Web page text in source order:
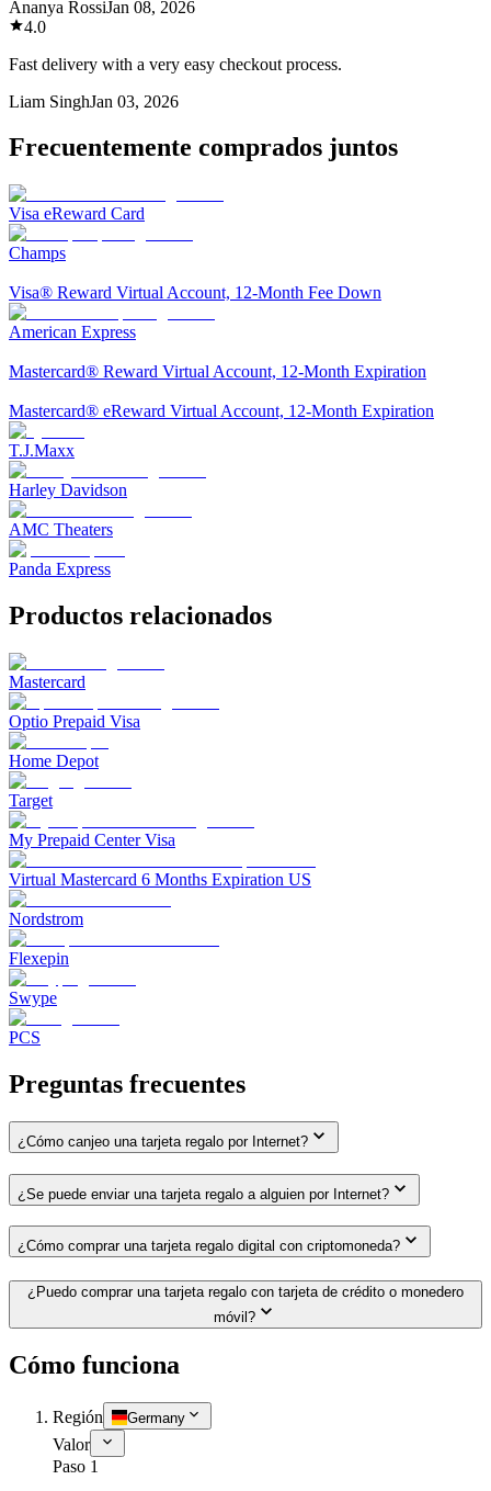
Ananya RossiJan 08, 2026
4.0
Fast delivery with a very easy checkout process.
Liam SinghJan 03, 2026
Frecuentemente comprados juntos
Visa eReward Card
Champs
Visa® Reward Virtual Account, 12-Month Fee Down
American Express
Mastercard® Reward Virtual Account, 12-Month Expiration
Mastercard® eReward Virtual Account, 12-Month Expiration
T.J.Maxx
Harley Davidson
AMC Theaters
Panda Express
Productos relacionados
Mastercard
Optio Prepaid Visa
Home Depot
Target
My Prepaid Center Visa
Virtual Mastercard 6 Months Expiration US
Nordstrom
Flexepin
Swype
PCS
Preguntas frecuentes
¿Cómo canjeo una tarjeta regalo por Internet?
¿Se puede enviar una tarjeta regalo a alguien por Internet?
¿Cómo comprar una tarjeta regalo digital con criptomoneda?
¿Puedo comprar una tarjeta regalo con tarjeta de crédito o monedero
móvil?
Cómo funciona
Región Germany
Valor
Paso 1